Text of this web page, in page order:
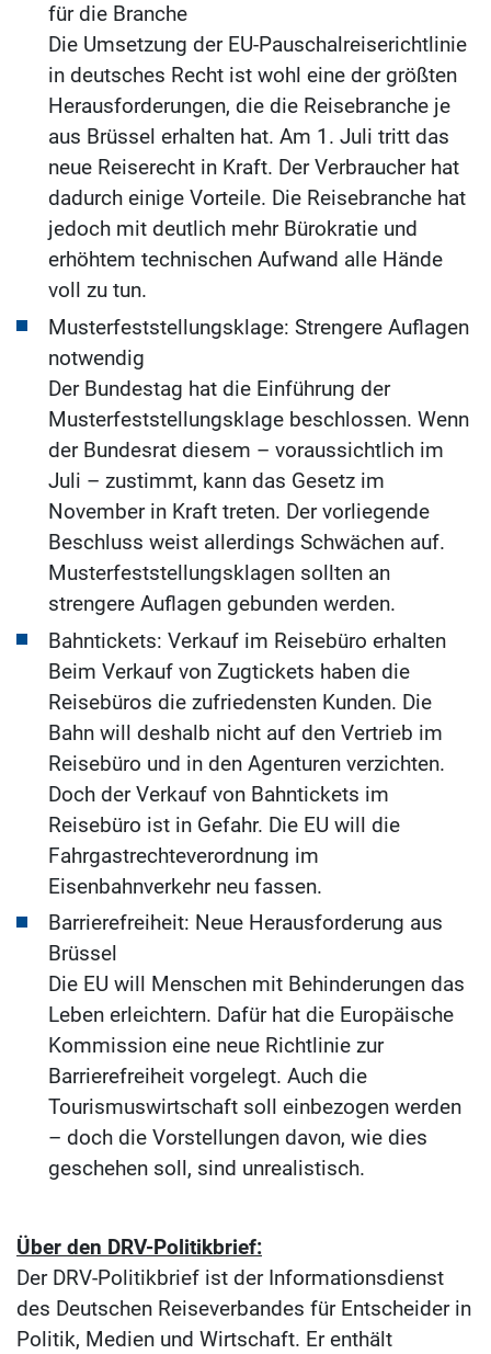
für die Branche
Die Umsetzung der EU-Pauschalreiserichtlinie
in deutsches Recht ist wohl eine der größten
Herausforderungen, die die Reisebranche je
aus Brüssel erhalten hat. Am 1. Juli tritt das
neue Reiserecht in Kraft. Der Verbraucher hat
dadurch einige Vorteile. Die Reisebranche hat
jedoch mit deutlich mehr Bürokratie und
erhöhtem technischen Aufwand alle Hände
voll zu tun.
Musterfeststellungsklage: Strengere Auflagen
notwendig
Der Bundestag hat die Einführung der
Musterfeststellungsklage beschlossen. Wenn
der Bundesrat diesem – voraussichtlich im
Juli – zustimmt, kann das Gesetz im
November in Kraft treten. Der vorliegende
Beschluss weist allerdings Schwächen auf.
Musterfeststellungsklagen sollten an
strengere Auflagen gebunden werden.
Bahntickets: Verkauf im Reisebüro erhalten
Beim Verkauf von Zugtickets haben die
Reisebüros die zufriedensten Kunden. Die
Bahn will deshalb nicht auf den Vertrieb im
Reisebüro und in den Agenturen verzichten.
Doch der Verkauf von Bahntickets im
Reisebüro ist in Gefahr. Die EU will die
Fahrgastrechteverordnung im
Eisenbahnverkehr neu fassen.
Barrierefreiheit: Neue Herausforderung aus
Brüssel
Die EU will Menschen mit Behinderungen das
Leben erleichtern. Dafür hat die Europäische
Kommission eine neue Richtlinie zur
Barrierefreiheit vorgelegt. Auch die
Tourismuswirtschaft soll einbezogen werden
– doch die Vorstellungen davon, wie dies
geschehen soll, sind unrealistisch.
Über den DRV-Politikbrief:
Der DRV-Politikbrief ist der Informationsdienst
des Deutschen Reiseverbandes für Entscheider in
Politik, Medien und Wirtschaft. Er enthält